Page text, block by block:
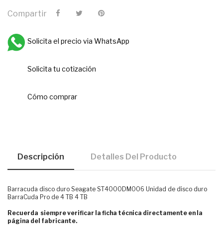
Compartir
Solicita el precio via WhatsApp
Solicita tu cotización
Cómo comprar
Descripción Detalles Del Producto
Barracuda disco duro Seagate ST4000DM006 Unidad de disco duro
BarraCuda Pro de 4 TB 4 TB
Recuerda siempre verificar la ficha técnica directamente en la
página del fabricante.